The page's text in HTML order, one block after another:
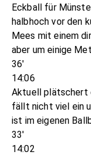
Eckball für
halbhoch vor den
Mees mit einem
aber um einige
36'
14:06
Aktuell plätschert
fällt nicht viel ein
ist im eigenen
33'
14:02